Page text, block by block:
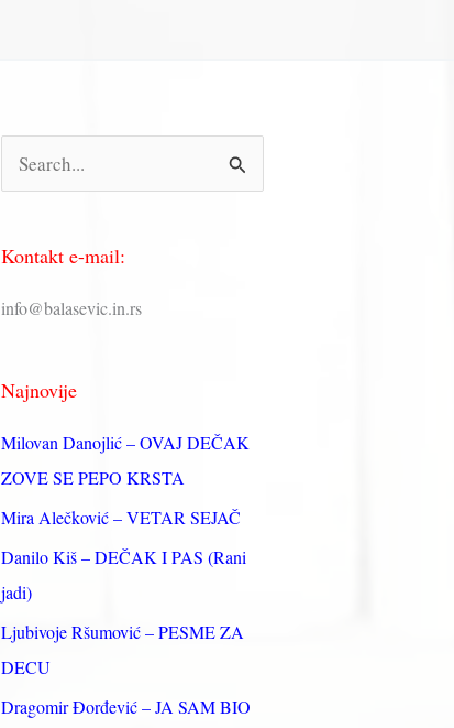
р
т
а
з
а
Kontakt e-mail:
info@balasevic.in.rs
Najnovije
Milovan Danojlić – OVAJ DEČAK
ZOVE SE PEPO KRSTA
Mira Alečković – VETAR SEJAČ
Danilo Kiš – DEČAK I PAS (Rani
jadi)
Ljubivoje Ršumović – PESME ZA
DECU
Dragomir Đorđević – JA SAM BIO